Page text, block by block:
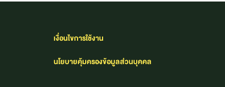
เงื่อนไขการใช้งาน​
นโยบายคุ้มครองข้อมูลส่วนบุคคล